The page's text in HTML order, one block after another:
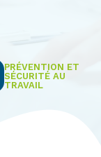
PRÉVENTION ET
SÉCURITÉ AU
TRAVAIL